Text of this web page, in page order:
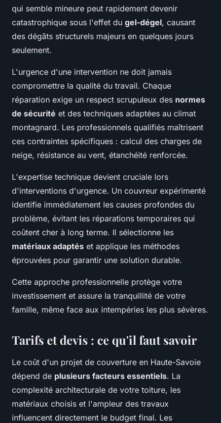
qui semble mineure peut rapidement devenir
catastrophique sous l'effet du gel-dégel, causant
des dégâts structurels majeurs en quelques jours
seulement.
L'urgence d'une intervention ne doit jamais
compromettre la qualité du travail. Chaque
réparation exige un respect scrupuleux des normes
de sécurité et des techniques adaptées au climat
montagnard. Les professionnels qualifiés maîtrisent
ces contraintes spécifiques : calcul des charges de
neige, résistance au vent, étanchéité renforcée.
L'expertise technique devient cruciale lors
d'interventions d'urgence. Un couvreur expérimenté
identifie immédiatement les causes profondes du
problème, évitant les réparations temporaires qui
coûtent cher à long terme. Il sélectionne les
matériaux adaptés et applique les méthodes
éprouvées pour garantir une solution durable.
Cette approche professionnelle protège votre
investissement et assure la tranquillité de votre
famille, même face aux intempéries les plus sévères.
Tarifs et devis : ce qu'il faut savoir
Le coût d'un projet de couverture en Haute-Savoie
dépend de plusieurs facteurs essentiels. La
complexité architecturale de votre toiture, les
matériaux choisis et l'ampleur des travaux
influencent directement le budget final. Les